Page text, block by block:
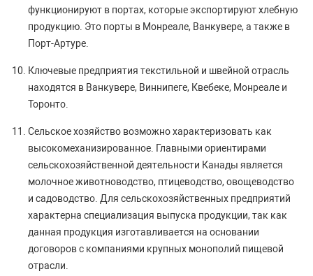
функционируют в портах, которые экспортируют хлебную
продукцию. Это порты в Монреале, Ванкувере, а также в
Порт-Артуре.
Ключевые предприятия текстильной и швейной отрасль
находятся в Ванкувере, Виннипеге, Квебеке, Монреале и
Торонто.
Сельское хозяйство возможно характеризовать как
высокомеханизированное. Главными ориентирами
сельскохозяйственной деятельности Канады является
молочное животноводство, птицеводство, овощеводство
и садоводство. Для сельскохозяйственных предприятий
характерна специализация выпуска продукции, так как
данная продукция изготавливается на основании
договоров с компаниями крупных монополий пищевой
отрасли.